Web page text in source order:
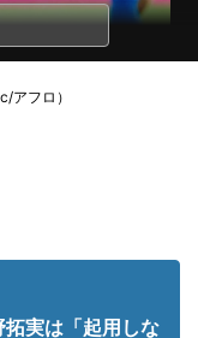
アフロ）
実は「起用しな